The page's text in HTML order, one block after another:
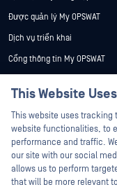
Được quản lý My OPSWAT
Dịch vụ triển khai
Cổng thông tin My OPSWAT
Chương trình Xử lý Lỗ hổng
Đối tác
Chứng nhận
Đối tác công nghệ
This Website
This website uses
website functionalities, to
performance and traffic.
our site with our social
allows us to perform
that will be more relevant